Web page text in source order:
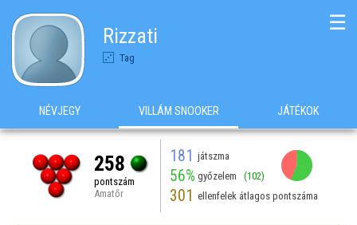
Rizzati
Tag
☰
NÉVJEGY VILLÁM SNOOKER JÁTÉKOK
258
pontszám
Amatőr
181 játszma
56% győzelem (102)
301 ellenfelek átlagos pontszáma